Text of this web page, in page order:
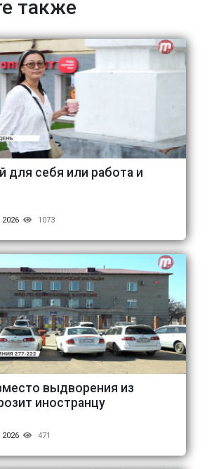
также
для себя или работа и
2026 1073
выдворения из
иностранцу
2026 471